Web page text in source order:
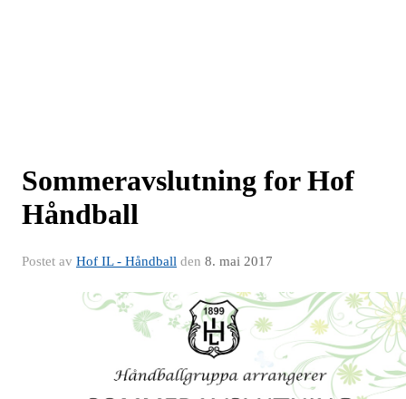
Sommeravslutning for Hof
Håndball
Postet av Hof IL - Håndball den 8. mai 2017